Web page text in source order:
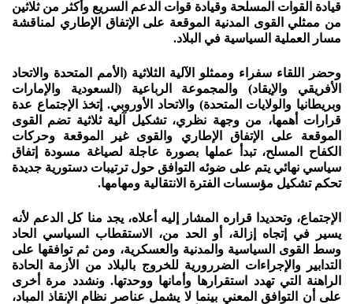
قيادة القوات المسلحة وقيادة قوات الدعم السريع وأكثر من ثلاثين
من ممثلي القوى المدنية الموقعة على الإتفاق الإطاري لمناقشة
مسار العملية السياسية في البلاد.
وحضر اللقاء سفراء وممثلو الآلية الثلاثية (الأمم المتحدة والاتحاد
الأفريقي والإيقاد) والمجموعة الرباعية (السعودية والإمارات
وبريطانيا والولايات المتحدة) والاتحاد الأوروبي. إتخذ الإجتماع عدة
قرارات أهمها، من وجهة نظري، تشكيل آلية ثلاثية تضم القوى
الموقعة على الإتفاق الإطاري والقوى غير الموقعة وحركات
الكفاح المسلح، تبدأ عملها بصورة عاجلة لصياغة مسودة إتفاق
سياسي نهائي يتم على ضوئه التوافق حول ترتيبات دستورية جديدة
تحكم تشكيل مؤسسات الفترة الانتقالية ومهامها.
الإجتماع، وتحديدا قراره المشار إليه أعلاه، يجد منا كل الدعم لأنه
يسير في إتجاه إزالة، أو الحد من، الاستقطاب السياسي الحاد
وسط القوى السياسية والمدنية والعسكرية، ومن ثم توافقها على
التدابير والإجراءات الضررورية للخروج بالبلاد من الأزمة الحادة
الراهنة التي تهدد استقرارها وأمانها ووحدتها. ونشدد مرة أخرى
على أن التوافق المعني بينما لا يشمل عناصر نظام الإنقاذ المباد،